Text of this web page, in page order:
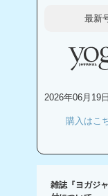
最新
2026年06月19
購入はこ
雑誌『ヨガジ